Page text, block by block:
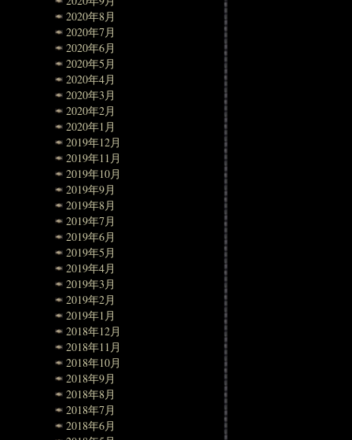
2020年8月
2020年7月
2020年6月
2020年5月
2020年4月
2020年3月
2020年2月
2020年1月
2019年12月
2019年11月
2019年10月
2019年9月
2019年8月
2019年7月
2019年6月
2019年5月
2019年4月
2019年3月
2019年2月
2019年1月
2018年12月
2018年11月
2018年10月
2018年9月
2018年8月
2018年7月
2018年6月